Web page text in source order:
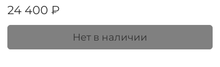
24 400 ₽
Нет в наличии